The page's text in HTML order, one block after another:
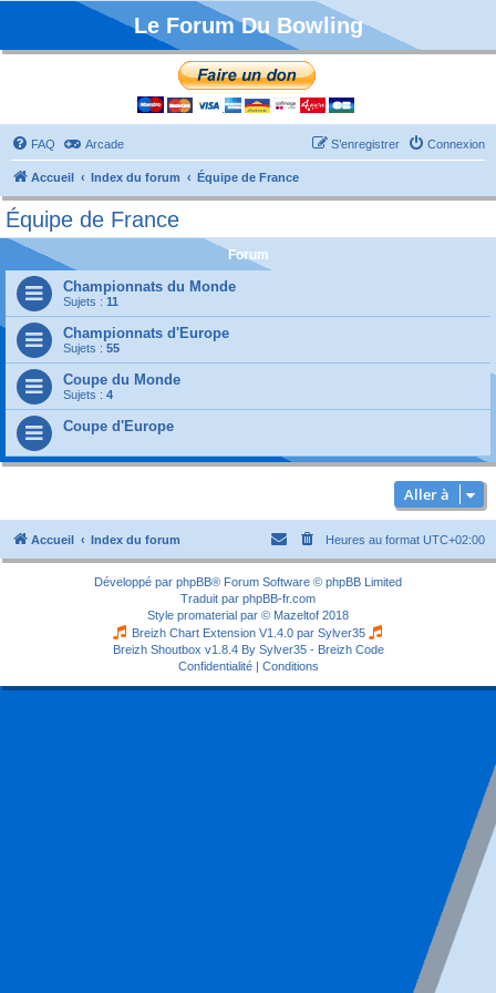
Le Forum Du Bowling
FAQ Arcade Connexion
S’enregistrer
Accueil Index du forum Équipe de France
Équipe de France
Forum
Championnats du Monde
Sujets : 11
Championnats d'Europe
Sujets : 55
Coupe du Monde
Sujets : 4
Coupe d'Europe
Aller à
Accueil Index du forum Heures au format UTC+02:00
Développé par phpBB® Forum Software © phpBB Limited
Traduit par phpBB-fr.com
Style promaterial par © Mazeltof 2018
Breizh Chart Extension V1.4.0 par Sylver35
Breizh Shoutbox v1.8.4 By Sylver35 - Breizh Code
Confidentialité| Conditions